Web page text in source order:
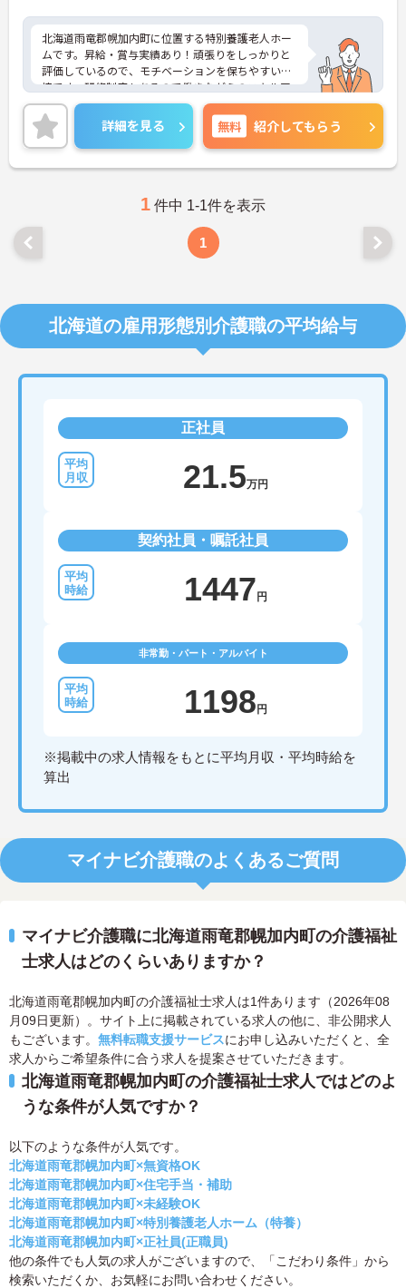
北海道雨竜郡幌加内町に位置する特別養護老人ホー
ムです。昇給・賞与実績あり！頑張りをしっかりと
評価しているので、モチベーションを保ちやすい環
境です。研修制度もあるので働きながらのスキルア
ップも目指せます。ご興味をお持ちの方はお気軽に
お問い合わせください。
詳細を見る 無料 紹介してもらう
1 件中 1-1件を表示
1
北海道の雇用形態別介護職の平均給与
正社員
21.5万円
契約社員・嘱託社員
1447 円
非常勤・パート・アルバイト
1198 円
※掲載中の求人情報をもとに平均月収・平均時給を
算出
マイナビ介護職のよくあるご質問
マイナビ介護職に北海道雨竜郡幌加内町の介護福祉
士求人はどのくらいありますか？
北海道雨竜郡幌加内町の介護福祉士求人は1件あります（2026年08
月09日更新）。サイト上に掲載されている求人の他に、非公開求人
もございます。 無料転職支援サービスにお申し込みいただくと、全
求人からご希望条件に合う求人を提案させていただきます。
北海道雨竜郡幌加内町の介護福祉士求人ではどのよ
うな条件が人気ですか？
以下のような条件が人気です。
北海道雨竜郡幌加内町×無資格OK
北海道雨竜郡幌加内町×住宅手当・補助
北海道雨竜郡幌加内町×未経験OK
北海道雨竜郡幌加内町×特別養護老人ホーム（特養）
北海道雨竜郡幌加内町×正社員(正職員)
他の条件でも人気の求人がございますので、「こだわり条件」から
検索いただくか、お気軽にお問い合わせください。